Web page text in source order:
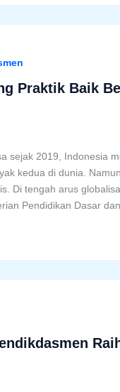
Praktik Baik
sejak 2019, Indonesia
kedua di dunia.
Di tengah arus
Pendidikan Dasar